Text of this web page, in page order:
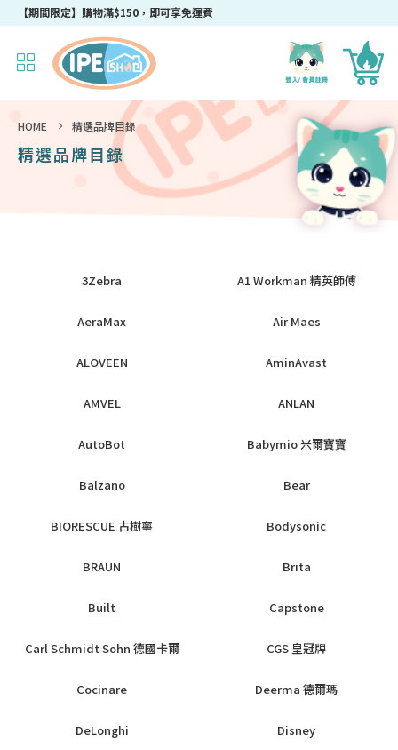
【期間限定】購物滿$150，即可享免運費
HOME 精選品牌目錄
精選品牌目錄
3Zebra A1 Workman 精英師傅
AeraMax Air Maes
ALOVEEN AminAvast
AMVEL ANLAN
AutoBot Babymio 米爾寶寶
Balzano Bear
BIORESCUE 古樹寧 Bodysonic
BRAUN Brita
Built Capstone
Carl Schmidt Sohn 德國卡爾 CGS 皇冠牌
Cocinare Deerma 德爾瑪
DeLonghi Disney